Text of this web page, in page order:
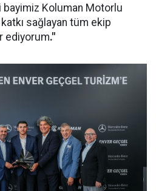
Koluman Motorlu
sağlayan tüm ekip
ediyorum."